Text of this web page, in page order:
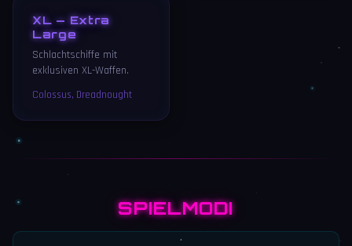
XL — Extra
Large
Schlachtschiffe mit
exklusiven XL-Waffen.
Colossus, Dreadnought
SPIELMODI